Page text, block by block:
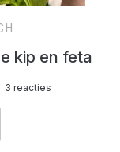
kip en feta
3 reacties